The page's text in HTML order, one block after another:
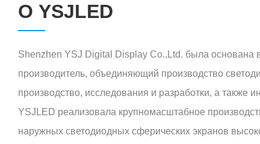
О YSJLED
Shenzhen YSJ Digital Display Co.,Ltd. была основана
производитель, объединяющий производство
производство, исследования и разработки, а также
YSJLED реализовала крупномасштабное
наружных светодиодных сферических экранов